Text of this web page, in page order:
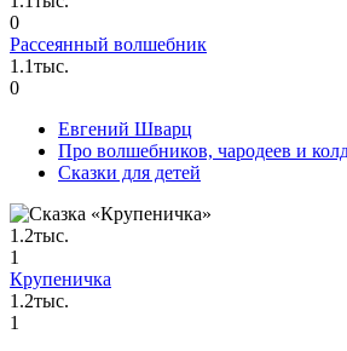
0
Рассеянный волшебник
1.1тыс.
0
Евгений Шварц
Про волшебников, чародеев и
Сказки для детей
1.2тыс.
1
Крупеничка
1.2тыс.
1